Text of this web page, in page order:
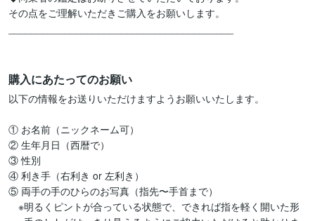
その点をご理解いただきご購入をお願いします。
購入にあたってのお願い
以下の情報をお送りいただけますようお願いいたします。
① お名前（ニックネーム可）
② 生年月日（西暦で）
③ 性別
④ 利き手（右利き or 左利き）
⑤ 両手の手のひらのお写真（指先〜手首まで）
※明るくピントが合っている状態で、できれば指を軽く開いた形